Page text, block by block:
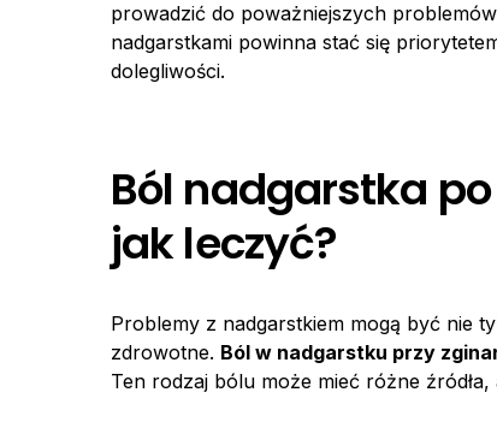
prowadzić do poważniejszych
nadgarstkami powinna stać się
dolegliwości.
Ból nadgarstka
jak leczyć?
Problemy z nadgarstkiem mogą być nie
zdrowotne. Ból w nadgarstku przy
Ten rodzaj bólu może mieć różne